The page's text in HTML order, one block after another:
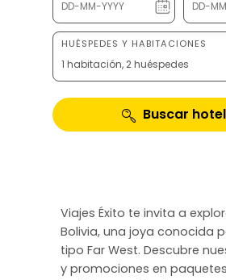
HUÉSPEDES Y HABITACIONES
1 habitación, 2 huéspedes
Buscar
Viajes Éxito te invita a
Bolivia, una joya conocida
tipo Far West. Descubre
y promociones en